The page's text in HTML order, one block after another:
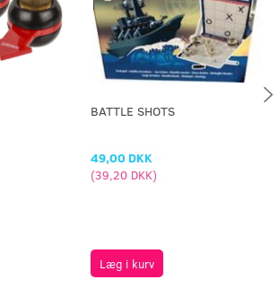
BATTLE SHOTS
49,00 DKK
(39,20 DKK)
Læg i kurv